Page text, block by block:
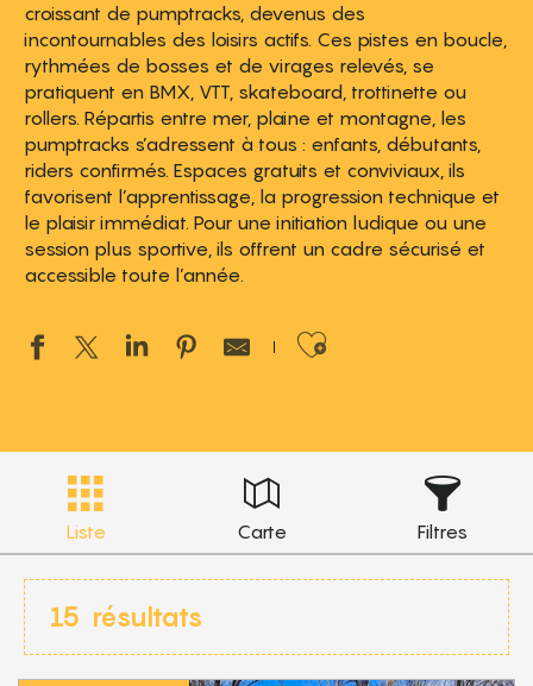
croissant de pumptracks, devenus des
incontournables des loisirs actifs. Ces pistes en boucle,
rythmées de bosses et de virages relevés, se
pratiquent en BMX, VTT, skateboard, trottinette ou
rollers. Répartis entre mer, plaine et montagne, les
pumptracks s’adressent à tous : enfants, débutants,
riders confirmés. Espaces gratuits et conviviaux, ils
favorisent l’apprentissage, la progression technique et
le plaisir immédiat. Pour une initiation ludique ou une
session plus sportive, ils offrent un cadre sécurisé et
accessible toute l’année.
Ajouter aux
Liste Carte Filtres
15 résultats